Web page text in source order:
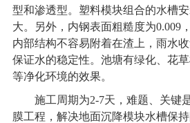
型和渗透型。塑料模块组合的水槽
大。另外，内钢表面粗糙度为0.009
内部结构不容易附着在渣上， 雨水
保证水的稳定性。池塘有绿化、花
等净化环境的效果。
施工周期为2-7天，难题、关键
膜工程，解决地面沉降模块水槽保